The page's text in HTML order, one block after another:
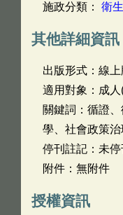
施政分類： 衛
其他詳細資訊
出版形式：線
適用對象：成
關鍵詞：循證
學、社會政策治
停刊註記：未停
附件：無附件
授權資訊